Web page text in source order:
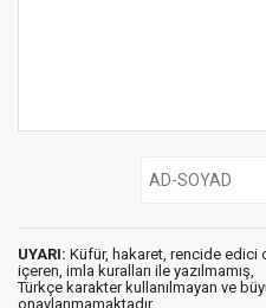
UYARI: Küfür, hakaret, rencide edici
içeren, imla kuralları ile yazılmamış,
Türkçe karakter kullanılmayan ve
onaylanmamaktadır.